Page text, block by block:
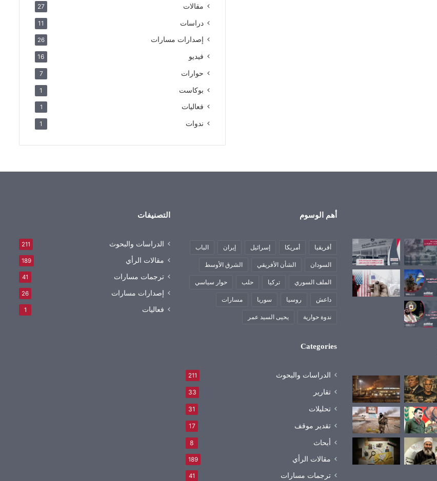
مقالات 27
دراسات 11
إصدارات مسارات 26
فيديو 16
حوارات 7
بوكاست 1
فعاليات 1
ندوات 1
أهم الوسوم
أفريقيا أمريكا إسرائيل إيران الباب
السودان الشأن الأفريقي الشرق الأوسط
الملف السوري تركيا حلب حوار سياسي
داعش روسيا سوريا مسارات
ندوة حوارية يحيى السيد عمر
Categories
الدراسات والبحوث 211
تقارير 33
تحليلات 31
تقدير موقف 17
أبحاث 8
مقالات الرأي 189
ترجمات مسارات 41
التصنيفات
الدراسات والبحوث 211
مقالات الرأي 189
ترجمات مسارات 41
إصدارات مسارات 26
فعاليات 1